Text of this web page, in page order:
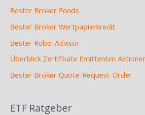
Bester Broker Fonds
Bester Broker Wertpapierkredit
Bester Robo-Advisor
Überblick Zertifikate Emittenten
Bester Broker Quote-Request-Order
ETF Ratgeber